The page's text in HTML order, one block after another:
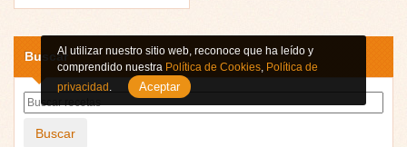
Buscar
Buscar
Al utilizar nuestro sitio web, reconoce que ha leído y
comprendido nuestra Política de Cookies, Política de
privacidad . Aceptar